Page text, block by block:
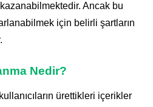
Ancak bu
için belirli şartların
Nedir?
ürettikleri içerikler